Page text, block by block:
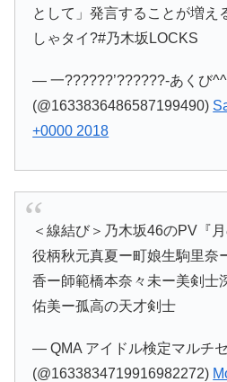
として」発言することが増え
しゃタイ?#乃木坂LOCKS
— 一??????’??????-あくび
(@1633836486587199490)
+0000 2018
＜線結び＞乃木坂46のPV『
役柄秋元真夏ー町娘生駒里奈
香ー師範橋本奈々未ー美剣士
佑美ー孤高の天才剣士
— QMA アイドル検定マルチ
(@1633834719916982272)